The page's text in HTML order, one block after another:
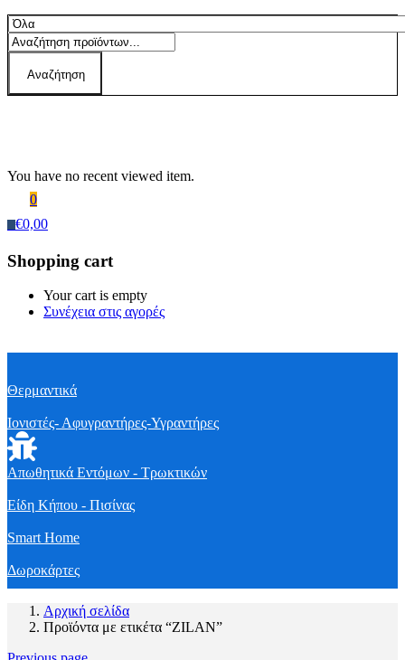
Αναζήτηση
You have no recent viewed item.
0
€0,00
Shopping cart
Your cart is empty
Συνέχεια στις αγορές
Θερμαντικά
Ιονιστές- Αφυγραντήρες-Υγραντήρες
Απωθητικά Εντόμων - Τρωκτικών
Είδη Κήπου - Πισίνας
Smart Home
Δωροκάρτες
Αρχική σελίδα
Προϊόντα με ετικέτα “ZILAN”